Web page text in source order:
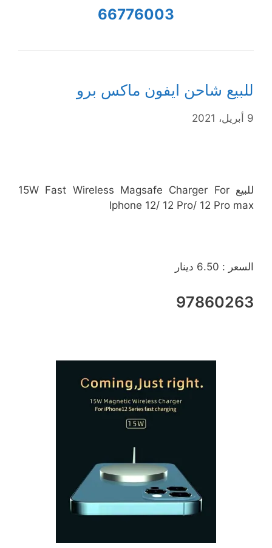
66776003
للبيع شاحن ايفون ماكس برو
9 أبريل، 2021
للبيع 15W Fast Wireless Magsafe Charger For
Iphone 12/ 12 Pro/ 12 Pro max
السعر : 6.50 دينار
97860263